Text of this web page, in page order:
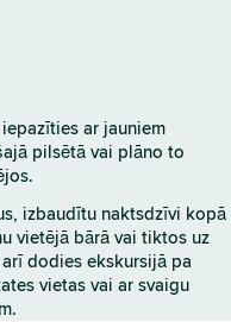
ar jauniem
pilsētā vai plāno to
izbaudītu naktsdzīvi kopā
vietējā bārā vai tiktos uz
dodies ekskursijā pa
vietas vai ar svaigu